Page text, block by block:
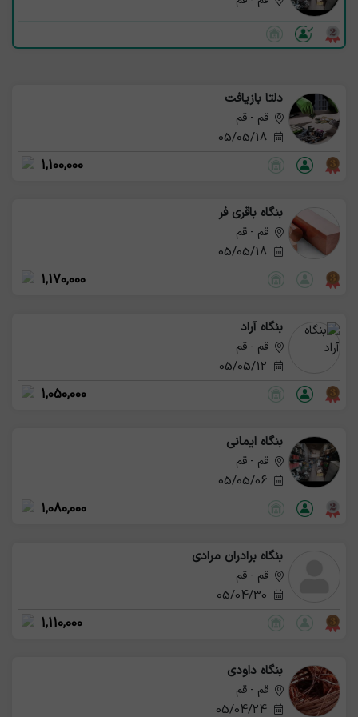
برنج درهم، ضایعاتی است که هم شامل برنج زردبار و هم برنج
سفید بار باشد. این نوع ضایعات ارزشی بین برنج زردبار و سفید
دلتا بازیافت
قم - قم
05/05/18
1,100,000
بنگاه باقری فر
قم - قم
05/05/18
1,170,000
بنگاه آراد
قم - قم
1,050,000
بنگاه ایمانی
قم - قم
05/05/06
1,080,000
بنگاه برادران مرادی
قم - قم
1,110,000
بنگاه داودی
قم - قم
05/04/24